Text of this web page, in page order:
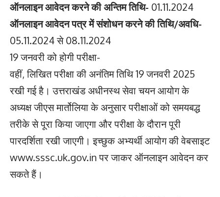
ऑनलाइन आवेदन करने की अन्तिम तिथि- 01.11.2024
ऑनलाइन आवेदन पत्र में संशोधन करने की तिथि/अवधि-
05.11.2024 से 08.11.2024
19 जनवरी को होगी परीक्षा-
वहीं, लिखित परीक्षा की अनंतिम तिथि 19 जनवरी 2025
रखी गई है। उत्तराखंड अधीनस्थ सेवा चयन आयोग के
अध्यक्ष जीएस मार्तोलिया के अनुसार परीक्षाओं को समयबद्ध
तरीके से पूरा किया जाएगा और परीक्षा के दौरान पूरी
पारदर्शिता रखी जाएगी। इच्छुक अभ्यर्थी आयोग की वेबसाइट
www.sssc.uk.gov.in पर जाकर ऑनलाइन आवेदन कर
सकते हैं।